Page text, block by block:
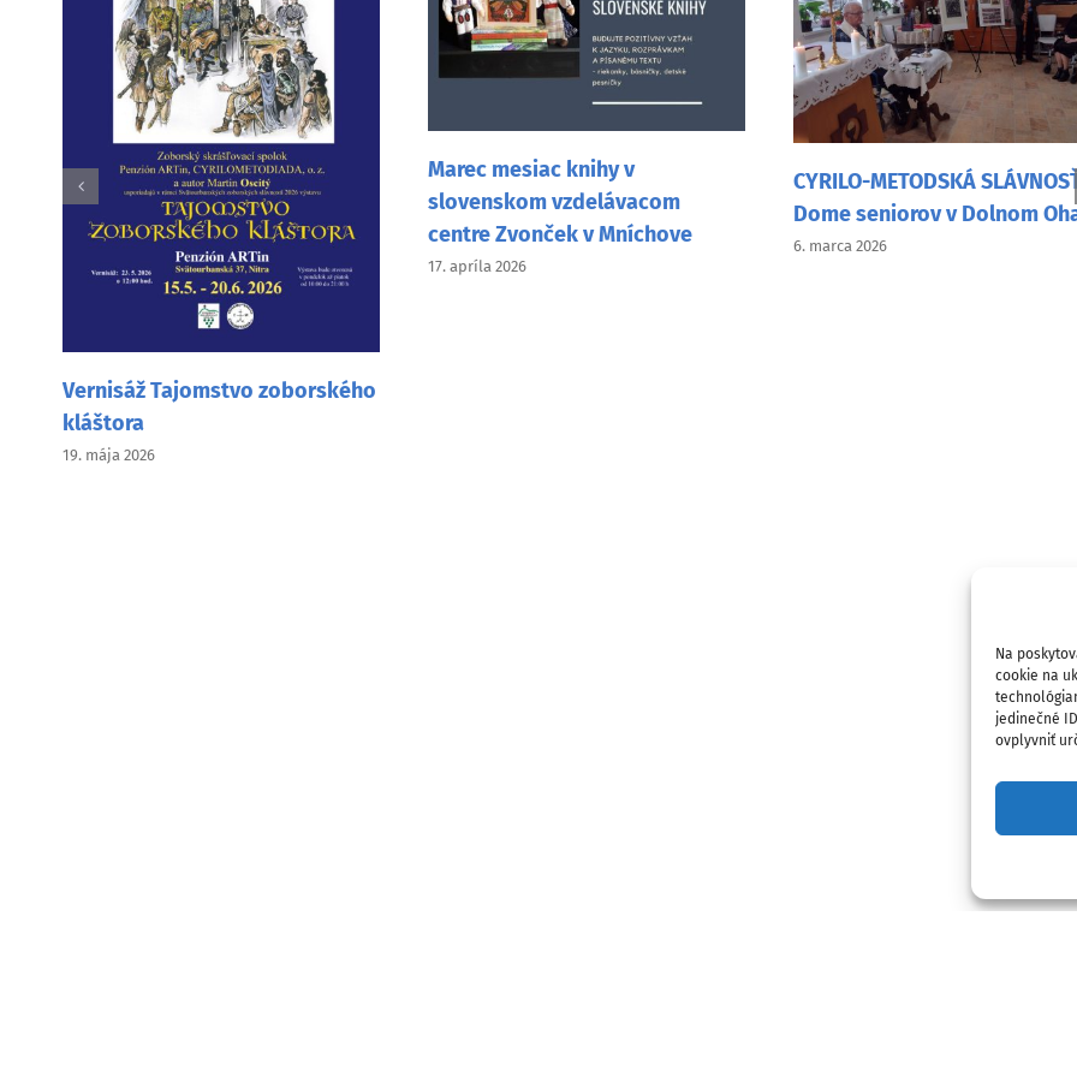
Na
cookie na
jedinečné
ovplyvniť
Tajomstvo zoborského
Marec mesiac knihy v
slovenskom vzdelávacom
centre Zvonček v Mníchove
17. apríla 2026
CYRILO-METODSKÁ SLÁVNOSŤ v
Dome seniorov v Dolnom Ohaji